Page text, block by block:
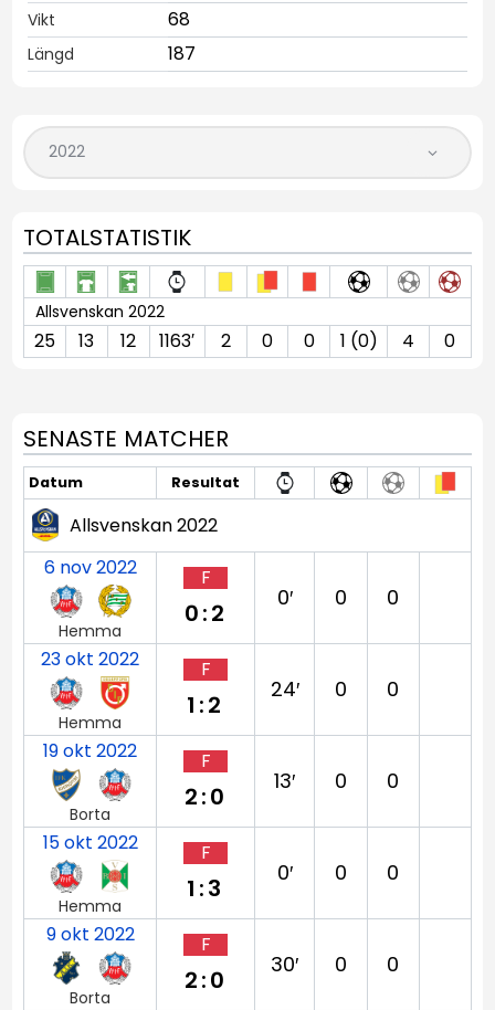
Vikt 68
Längd 187
TOTALSTATISTIK
Allsvenskan 2022
25 13 12 1163′ 2 0 0 1 (0) 4 0
SENASTE MATCHER
Datum Resultat
Allsvenskan 2022
6 nov 2022
Hemma
F
0:2
0′ 0 0
23 okt 2022
Hemma
F
1:2
24′ 0 0
19 okt 2022
Borta
F
2:0
13′ 0 0
15 okt 2022
Hemma
F
1:3
0′ 0 0
9 okt 2022
Borta
F
2:0
30′ 0 0